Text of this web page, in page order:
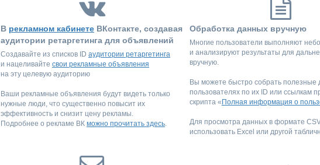
В рекламном кабинете ВКонтакте, создавая
аудитории ретаргетинга для объявлений
Создавайте из списков ID аудитории ретаргетинга
и нацеливайте свои рекламные объявления
на эту целевую аудиторию
Ваши рекламные объявления будут видеть только
нужные люди, что существенно повысит их
эффективность и снизит цену рекламы.
Подробнее о рекламе ВК можно прочитать здесь.
Обработка данных вручную
Многие пользователи выполняют
и анализируют результаты для
вручную.
Вы можете быстро собрать полезные
пользователях по их ID или ссылкам
скрипта « Полная информация о
Для просмотра данных в формате
использовать Excel или другой